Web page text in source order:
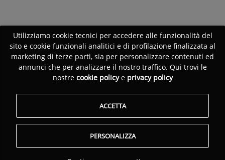
Utilizziamo cookie tecnici per accedere alle funzionalità del
sito e cookie funzionali analitici e di profilazione finalizzata al
marketing di terze parti, sia per personalizzare contenuti ed
annunci che per analizzare il nostro traffico. Qui trovi le
nostre cookie policye privacy policy
ACCETTA
PERSONALIZZA